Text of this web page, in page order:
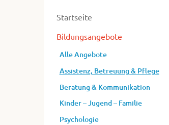
Startseite
Bildungsangebote
Alle Angebote
Assistenz, Betreuung & Pflege
Beratung & Kommunikation
Kinder – Jugend – Familie
Psychologie